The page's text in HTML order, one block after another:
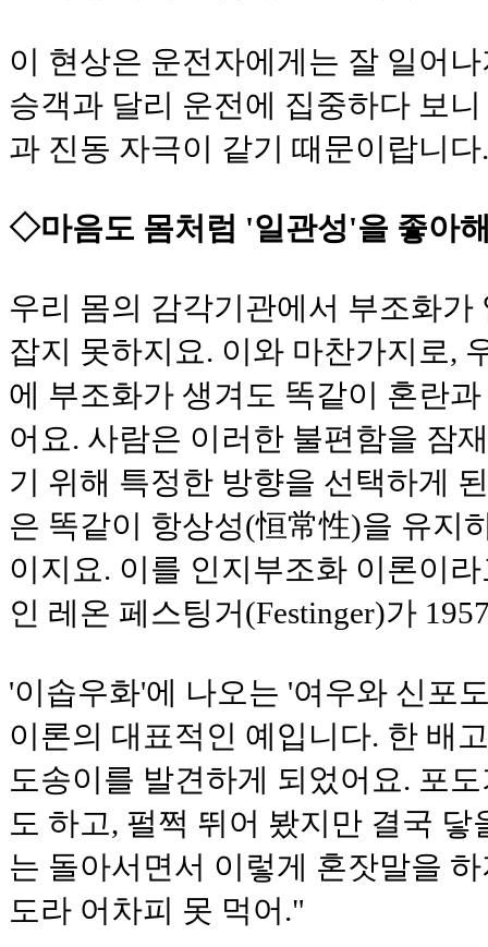
이 현상은 운전자에게는 잘 일어
승객과 달리 운전에 집중하다 보
과 진동 자극이 같기 때문이랍니다.
◇마음도 몸처럼 '일관성'을 좋아
우리 몸의 감각기관에서 부조화가
잡지 못하지요. 이와 마찬가지로,
에 부조화가 생겨도 똑같이 혼란
어요. 사람은 이러한 불편함을 잠
기 위해 특정한 방향을 선택하게
은 똑같이 항상성(恒常性)을 유지
이지요. 이를 인지부조화 이론이
인 레온 페스팅거(Festinger)가
'이솝우화'에 나오는 '여우와 신포
이론의 대표적인 예입니다. 한 배
도송이를 발견하게 되었어요. 포
도 하고, 펄쩍 뛰어 봤지만 결국
는 돌아서면서 이렇게 혼잣말을
도라 어차피 못 먹어."